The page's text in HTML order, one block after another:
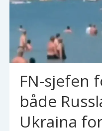
FN-sjefen
både
Ukraina